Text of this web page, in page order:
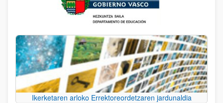
Ikerketaren arloko Errektoreordetzaren jardunaldia